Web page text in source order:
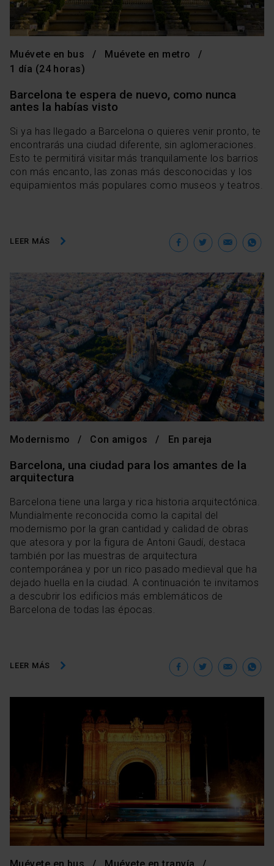
Muévete en bus
Muévete en metro
1 día (24 horas)
Barcelona te espera de nuevo, como nunca
antes la habías visto
Si ya has llegado a Barcelona o quieres venir pronto, te
encontrarás una ciudad diferente, sin aglomeraciones.
Esto te permitirá visitar más tranquilamente los barrios
con más encanto, las zonas más desconocidas y los
equipamientos más populares como museos y teatros.
LEER MÁS Facebook
Twitter
Modernismo Con amigos En pareja
Barcelona, una ciudad para los amantes de la
arquitectura
Barcelona tiene una larga y rica historia arquitectónica.
Mundialmente reconocida como la capital del
modernismo por la gran cantidad y calidad de obras
que atesora y por la figura de Antoni Gaudí, destaca
también por las muestras de arquitectura
contemporánea y por un rico pasado medieval que ha
dejado huella en la ciudad. A continuación te invitamos
a descubrir los edificios más emblemáticos de
Barcelona de todas las épocas.
LEER MÁS Facebook
Twitter